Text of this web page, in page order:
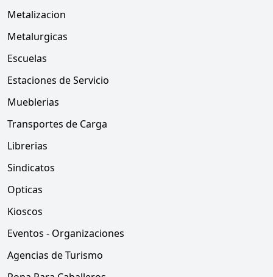
Metalizacion
Metalurgicas
Escuelas
Estaciones de Servicio
Mueblerias
Transportes de Carga
Librerias
Sindicatos
Opticas
Kioscos
Eventos - Organizaciones
Agencias de Turismo